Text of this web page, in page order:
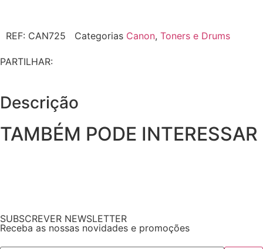
REF: CAN725 Categorias Canon, Toners e Drums
PARTILHAR:
Descrição
TAMBÉM PODE INTERESSAR
SUBSCREVER NEWSLETTER
Receba as nossas novidades e promoções